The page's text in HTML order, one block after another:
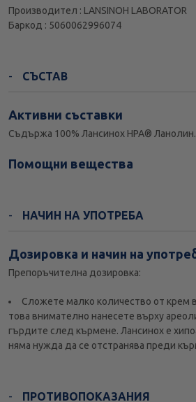
Производител : LANSINOH LABORATOR
Баркод : 5060062996074
СЪСТАВ
Активни съставки
Съдържа 100% Лансинох HPA® Ланолин.
Помощни вещества
НАЧИН НА УПОТРЕБА
Дозировка и начин на
Препоръчителна дозировка:
Сложете малко количество от крем
това внимателно нанесете върху
гърдите след кърмене. Лансинох е
няма нужда да се отстранява преди
ПРОТИВОПОКАЗАНИЯ